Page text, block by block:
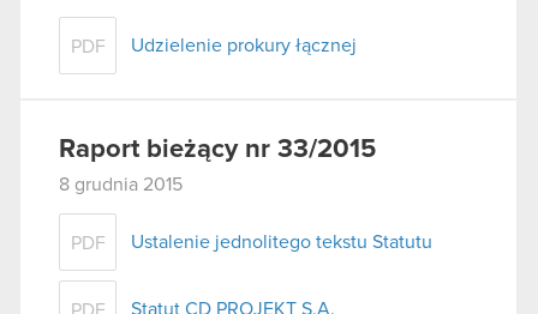
PDF Udzielenie prokury łącznej
Raport bieżący nr 33/2015
8 grudnia 2015
PDF Ustalenie jednolitego tekstu Statutu
Statut CD PROJEKT S.A.